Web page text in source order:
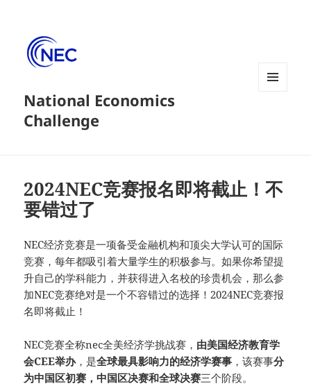
National Economics
Challenge
2024NEC竞赛报名即将截止！不
要错过了
NEC经济竞赛是一项备受金融机构和顶尖大学认可的国际
竞赛，每年都吸引着大量学生的积极参与。如果你希望提
升自己的学科能力，并获得进入名校的珍贵机会，那么参
加NEC竞赛绝对是一个不容错过的选择！2024NEC竞赛报
名即将截止！
NEC竞赛全称nec全美经济学挑战赛， 由美国经济教育学
会CEE举办，是全球最具影响力的经济学赛事 ，该赛事分
为中国区初赛，中国区决赛和全球决赛三个阶段。